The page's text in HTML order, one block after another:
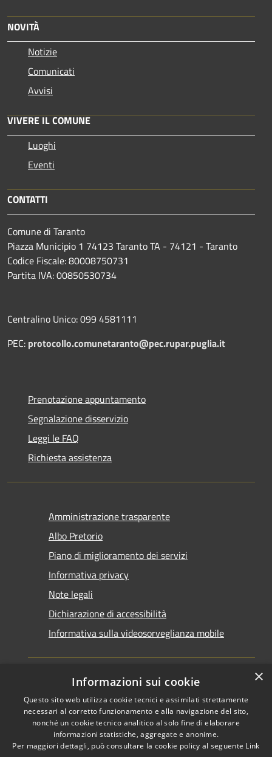
NOVITÀ
Notizie
Comunicati
Avvisi
VIVERE IL COMUNE
Luoghi
Eventi
CONTATTI
Comune di Taranto
Piazza Municipio 1 74123 Taranto TA - 74121 - Taranto
Codice Fiscale: 80008750731
Partita IVA: 00850530734
Centralino Unico: 099 4581111
PEC: protocollo.comunetaranto@pec.rupar.puglia.it
Prenotazione appuntamento
Segnalazione disservizio
Leggi le FAQ
Richiesta assistenza
Amministrazione trasparente
Albo Pretorio
Piano di miglioramento dei servizi
Informativa privacy
Note legali
Dichiarazione di accessibilità
Informativa sulla videosorveglianza mobile
RSS
Accessibilità
Cookie
Copyright © 2026 • Comune di
Taranto • Powered by
Municipium•Accesso
redazione
×
Informazioni sui cookie
Questo sito web utilizza cookie tecnici e assimilati strettamente
necessari al corretto funzionamento e alla navigazione del sito,
nonché un cookie tecnico analitico al solo fine di elaborare
informazioni statistiche, aggregate e anonime.
Per maggiori dettagli, può consultare la cookie policy al seguente Link